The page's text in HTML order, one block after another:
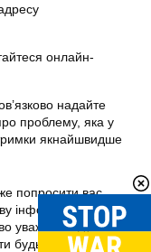
онлайн-
надайте
проблему, яка у
якнайшвидше
попросити вас
інформацію, щоб
уважно слідувати
будь-яку